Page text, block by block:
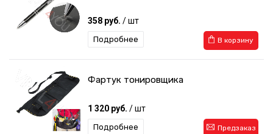
358 руб. / шт
В корзину
Подробнее
Фартук тонировщика
1 320 руб. / шт
Предзаказ
Подробнее